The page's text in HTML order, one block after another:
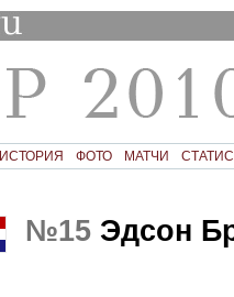
ИСТОРИЯ ФОТО МАТЧИ
№15 Эдсон